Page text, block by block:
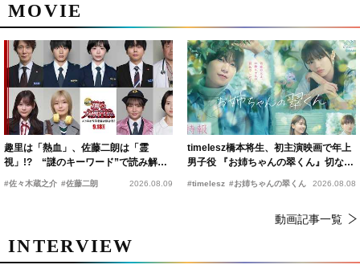
MOVIE
趣里は「熱血」、佐藤二朗は「霊
視」!? “謎のキーワード”で読み解く
『踊る大捜査線 N.E.W.』新メンバー
#佐々木蔵之介 #佐藤二朗 2026.08.09
timelesz橋本将生、初主演映画で年上
男子役 『お姉ちゃんの翠くん』切ない
恋の幕開けを予感
#timelesz #お姉ちゃんの翠くん 2026.08.08
動画記事一覧
INTERVIEW